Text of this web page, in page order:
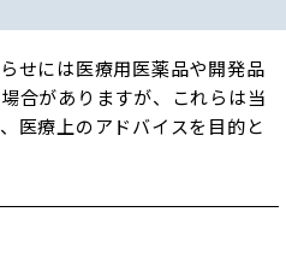
せには医療用医薬品や開発品
合がありますが、
これらは当
医療上のアドバイスを目的と